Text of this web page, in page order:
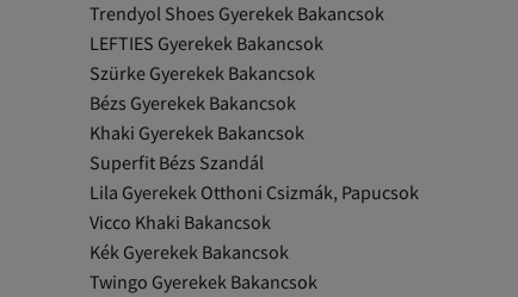
Trendyol Shoes Gyerekek Bakancsok
LEFTIES Gyerekek Bakancsok
Szürke Gyerekek Bakancsok
Bézs Gyerekek Bakancsok
Khaki Gyerekek Bakancsok
Superfit Bézs Szandál
Lila Gyerekek Otthoni Csizmák, Papucsok
Vicco Khaki Bakancsok
Kék Gyerekek Bakancsok
Twingo Gyerekek Bakancsok